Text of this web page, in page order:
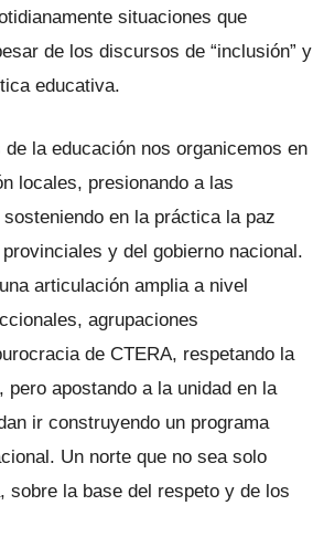
situaciones que
de los discursos de “inclusión” y
educativa.
la educación nos organicemos en
locales, presionando a las
en la práctica la paz
y del gobierno nacional.
articulación amplia a nivel
agrupaciones
de CTERA, respetando la
apostando a la unidad en la
ir construyendo un programa
Un norte que no sea solo
sobre la base del respeto y de los